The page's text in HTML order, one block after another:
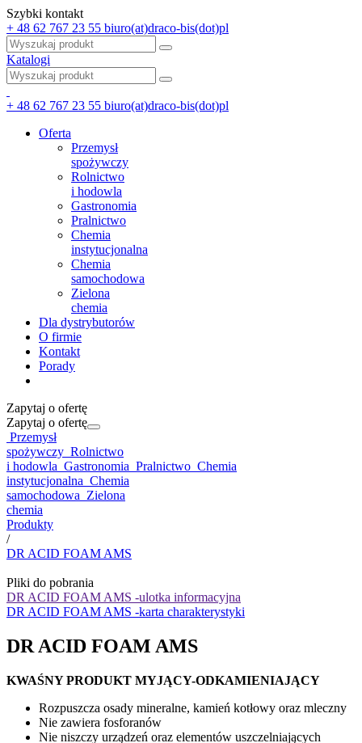
Szybki kontakt
+ 48 62 767 23 55 biuro(at)draco-bis(dot)pl
Katalogi
+ 48 62 767 23 55 biuro(at)draco-bis(dot)pl
Oferta
Przemysł
spożywczy
Rolnictwo
i hodowla
Gastronomia
Pralnictwo
Chemia
instytucjonalna
Chemia
samochodowa
Zielona
chemia
Dla dystrybutorów
O firmie
Kontakt
Porady
Zapytaj o ofertę
Zapytaj o ofertę
Przemysł
spożywczy Rolnictwo
i hodowla Gastronomia Pralnictwo Chemia
instytucjonalna Chemia
samochodowa Zielona
chemia
Produkty
/
DR ACID FOAM AMS
Pliki do pobrania
DR ACID FOAM AMS -ulotka informacyjna
DR ACID FOAM AMS -karta charakterystyki
DR ACID FOAM AMS
KWAŚNY PRODUKT MYJĄCY-ODKAMIENIAJĄCY
Rozpuszcza osady mineralne, kamień kotłowy oraz mleczny
Nie zawiera fosforanów
Nie niszczy urządzeń oraz elementów uszczelniających